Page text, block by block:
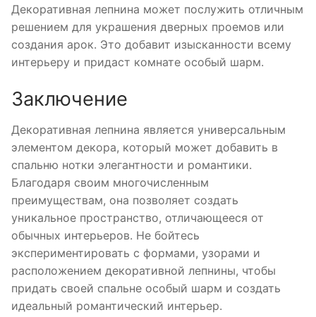
Декоративная лепнина может послужить отличным
решением для украшения дверных проемов или
создания арок. Это добавит изысканности всему
интерьеру и придаст комнате особый шарм.
Заключение
Декоративная лепнина является универсальным
элементом декора, который может добавить в
спальню нотки элегантности и романтики.
Благодаря своим многочисленным
преимуществам, она позволяет создать
уникальное пространство, отличающееся от
обычных интерьеров. Не бойтесь
экспериментировать с формами, узорами и
расположением декоративной лепнины, чтобы
придать своей спальне особый шарм и создать
идеальный романтический интерьер.